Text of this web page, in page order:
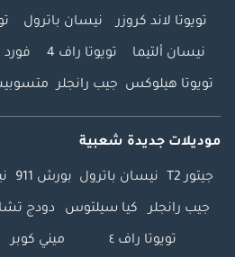
تويوتا لاند كروزر نيسان باترول
نيسان ألتيما تويوتا راف 4
تويوتا هيلوكس جيب رانجلر
موديلات جديدة شعبية
جيتور T2 نيسان باترول بورش 911
جيب رانجلر كيا سيلتوس دودج
تويوتا راف ٤ ميني كوبر